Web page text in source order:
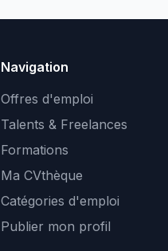
Navigation
Offres d'emploi
Talents & Freelances
Formations
Ma CVthèque
Catégories d'emploi
Publier mon profil